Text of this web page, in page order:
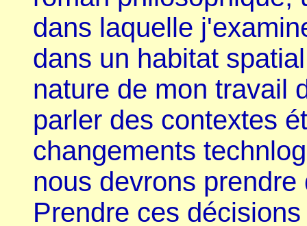
dans laquelle
dans un habitat
nature de mon travail
parler des contextes
changements
nous devrons
Prendre ces